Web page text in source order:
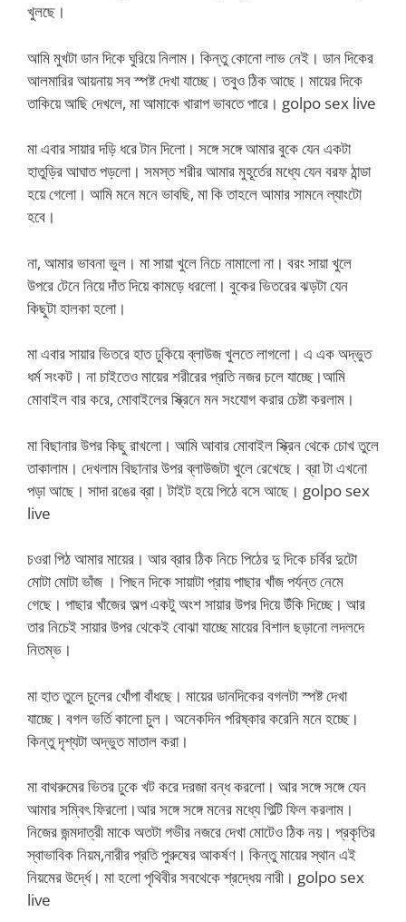
খুলছে।
আমি মুখটা ডান দিকে ঘুরিয়ে নিলাম। কিন্তু কোনো লাভ নেই। ডান দিকের
আলমারির আয়নায় সব স্পষ্ট দেখা যাচ্ছে। তবুও ঠিক আছে। মায়ের দিকে
তাকিয়ে আছি দেখলে, মা আমাকে খারাপ ভাবতে পারে। golpo sex live
মা এবার সায়ার দড়ি ধরে টান দিলো। সঙ্গে সঙ্গে আমার বুকে যেন একটা
হাতুড়ির আঘাত পড়লো। সমস্ত শরীর আমার মুহূর্তের মধ্যে যেন বরফ ঠান্ডা
হয়ে গেলো। আমি মনে মনে ভাবছি, মা কি তাহলে আমার সামনে ল্যাংটো
হবে।
না, আমার ভাবনা ভুল। মা সায়া খুলে নিচে নামালো না। বরং সায়া খুলে
উপরে টেনে নিয়ে দাঁত দিয়ে কামড়ে ধরলো। বুকের ভিতরের ঝড়টা যেন
কিছুটা হালকা হলো।
মা এবার সায়ার ভিতরে হাত ঢুকিয়ে ব্লাউজ খুলতে লাগলো। এ এক অদ্ভুত
ধর্ম সংকট। না চাইতেও মায়ের শরীরের প্রতি নজর চলে যাচ্ছে।আমি
মোবাইল বার করে, মোবাইলের স্ক্রিনে মন সংযোগ করার চেষ্টা করলাম।
মা বিছানার উপর কিছু রাখলো। আমি আবার মোবাইল স্ক্রিন থেকে চোখ তুলে
তাকালাম। দেখলাম বিছানার উপর ব্লাউজটা খুলে রেখেছে। ব্রা টা এখনো
পড়া আছে। সাদা রঙের ব্রা। টাইট হয়ে পিঠে বসে আছে। golpo sex
live
চওরা পিঠ আমার মায়ের। আর ব্রার ঠিক নিচে পিঠের দু দিকে চর্বির দুটো
মোটা মোটা ভাঁজ । পিছন দিকে সায়াটা প্রায় পাছার খাঁজ পর্যন্ত নেমে
গেছে। পাছার খাঁজের অল্প একটু অংশ সায়ার উপর দিয়ে উঁকি দিচ্ছে। আর
তার নিচেই সায়ার উপর থেকেই বোঝা যাচ্ছে মায়ের বিশাল ছড়ানো লদলদে
নিতম্ভ।
মা হাত তুলে চুলের খোঁপা বাঁধছে। মায়ের ডানদিকের বগলটা স্পষ্ট দেখা
যাচ্ছে। বগল ভর্তি কালো চুল। অনেকদিন পরিষ্কার করেনি মনে হচ্ছে।
কিন্তু দৃশ্যটা অদ্ভুত মাতাল করা।
মা বাথরুমের ভিতর ঢুকে খট করে দরজা বন্ধ করলো। আর সঙ্গে সঙ্গে যেন
আমার সম্বিৎ ফিরলো।আর সঙ্গে সঙ্গে মনের মধ্যে গিল্টি ফিল করলাম।
নিজের জন্মদাত্রী মাকে অতটা গভীর নজরে দেখা মোটেও ঠিক নয়। প্রকৃতির
স্বাভাবিক নিয়ম,নারীর প্রতি পুরুষের আকর্ষণ। কিন্তু মায়ের স্থান এই
নিয়মের উর্দ্ধে। মা হলো পৃথিবীর সবথেকে শ্রদ্ধেয় নারী। golpo sex
live